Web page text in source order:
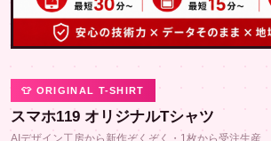
👕 ORIGINAL T-SHIRT
スマホ119 オリジナルTシャツ
AIデザイン工房から新作ぞくぞく・1枚から受注生産